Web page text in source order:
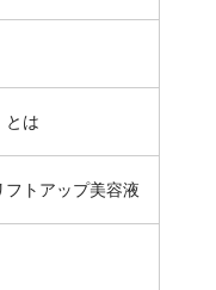
とは
トアップ美容液